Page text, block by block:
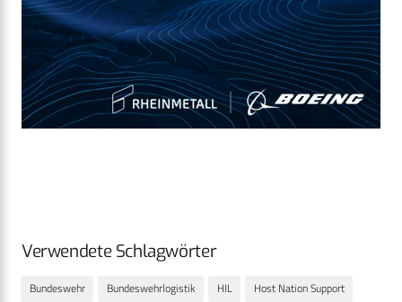
Verwendete Schlagwörter
Bundeswehr Bundeswehrlogistik HIL
Host Nation Support